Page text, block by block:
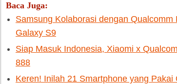
Baca Juga:
Samsung Kolaborasi dengan
Galaxy S9
Siap Masuk Indonesia, Xiaomi x
888
Keren! Inilah 21 Smartphone yang